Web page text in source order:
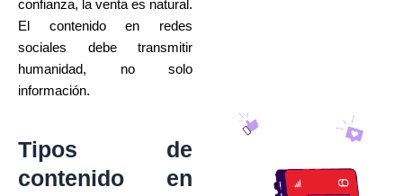
confianza, la venta es natural.
El contenido en redes
sociales debe transmitir
humanidad, no solo
información.
Tipos de
contenido en